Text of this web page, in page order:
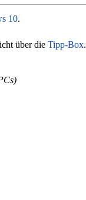
10.
über die Tipp-Box.